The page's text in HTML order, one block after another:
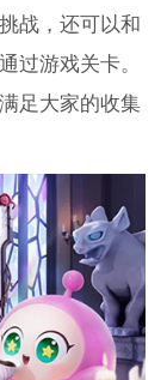
战，还可以和
过游戏关卡。
足大家的收集